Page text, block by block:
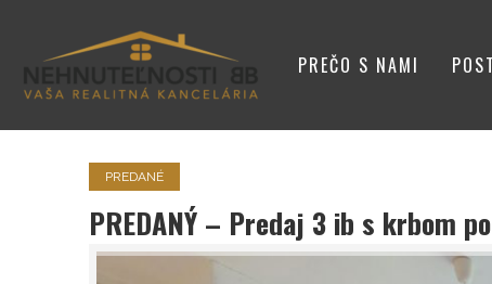
PREČO S NAMI
PREDANÉ
PREDANÝ – Predaj 3 ib s krbom